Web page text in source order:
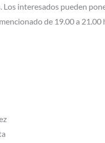
interesados pueden
de 19.00 a